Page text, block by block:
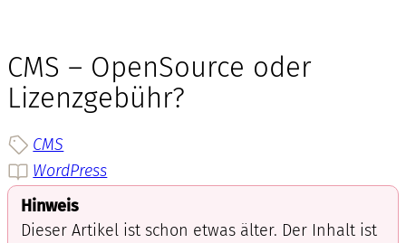
CMS – OpenSource oder
Lizenzgebühr?
CMS
WordPress
Hinweis
Dieser Artikel ist schon etwas älter. Der Inhalt ist